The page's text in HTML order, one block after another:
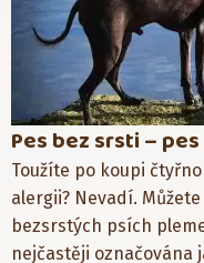
Pes bez srsti –
Toužíte po koupi
alergii? Nevadí.
bezsrstých psích
nejčastěji označována